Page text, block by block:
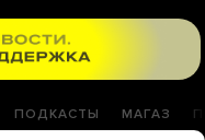
ПОДКАСТЫ МАГАЗ